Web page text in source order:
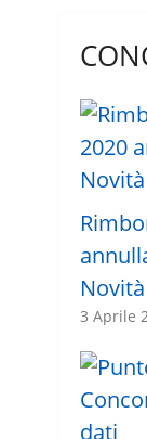
Novità
3 Aprile